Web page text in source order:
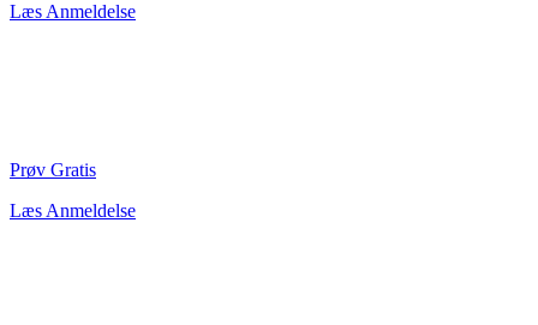
Læs Anmeldelse
Prøv Gratis
Læs Anmeldelse